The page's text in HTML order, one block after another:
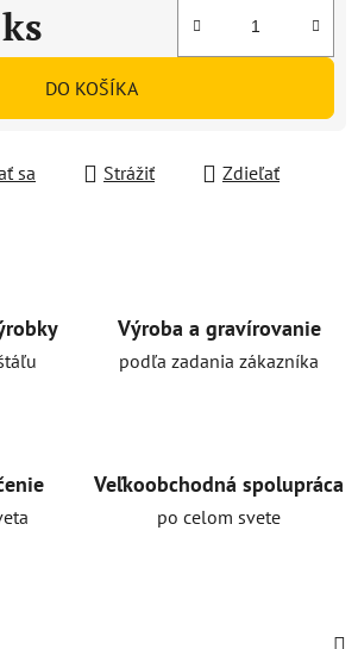
DO KOŠÍKA
sa Strážiť Zdieľať
Výroba a gravírovanie
podľa zadania zákazníka
Veľkoobchodná spolupráca
po celom svete